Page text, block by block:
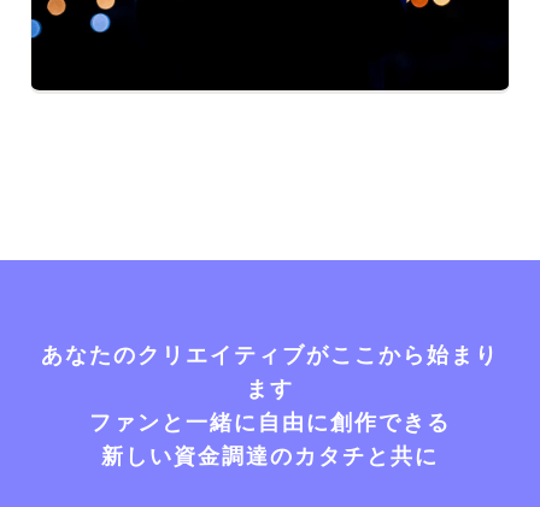
あなたのクリエイティブがここから始まり
ます
ファンと一緒に自由に創作できる
新しい資金調達のカタチと共に